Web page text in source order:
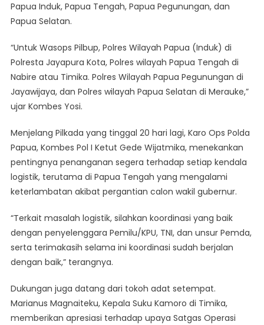
Papua Induk, Papua Tengah, Papua Pegunungan, dan
Papua Selatan.
“Untuk Wasops Pilbup, Polres Wilayah Papua (Induk) di
Polresta Jayapura Kota, Polres wilayah Papua Tengah di
Nabire atau Timika. Polres Wilayah Papua Pegunungan di
Jayawijaya, dan Polres wilayah Papua Selatan di Merauke,”
ujar Kombes Yosi.
Menjelang Pilkada yang tinggal 20 hari lagi, Karo Ops Polda
Papua, Kombes Pol I Ketut Gede Wijatmika, menekankan
pentingnya penanganan segera terhadap setiap kendala
logistik, terutama di Papua Tengah yang mengalami
keterlambatan akibat pergantian calon wakil gubernur.
“Terkait masalah logistik, silahkan koordinasi yang baik
dengan penyelenggara Pemilu/KPU, TNI, dan unsur Pemda,
serta terimakasih selama ini koordinasi sudah berjalan
dengan baik,” terangnya.
Dukungan juga datang dari tokoh adat setempat.
Marianus Magnaiteku, Kepala Suku Kamoro di Timika,
memberikan apresiasi terhadap upaya Satgas Operasi